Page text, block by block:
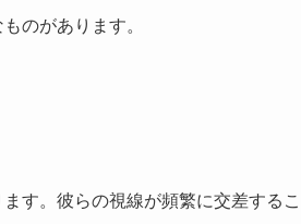
のがあります。
す。彼らの視線が頻繁に交差するこ